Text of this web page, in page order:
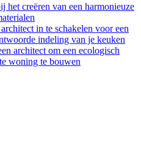
het creëren van een harmonieuze
in te schakelen voor een
indeling van je keuken
architect om een ecologisch
woning te bouwen